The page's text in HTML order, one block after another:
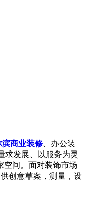
滨商业装修 、办公装
求发展、以服务为灵
空间。面对装饰市场
创意草案，测量，设